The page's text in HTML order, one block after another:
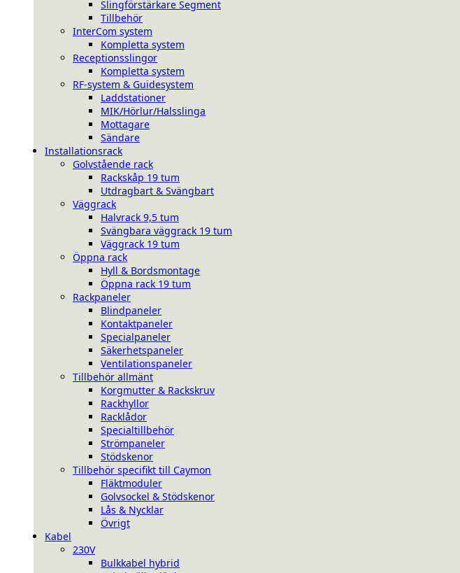
Slingförstärkare Segment
Tillbehör
InterCom system
Kompletta system
Receptionsslingor
Kompletta system
RF-system & Guidesystem
Laddstationer
MIK/Hörlur/Halsslinga
Mottagare
Sändare
Installationsrack
Golvstående rack
Rackskåp 19 tum
Utdragbart & Svängbart
Väggrack
Halvrack 9,5 tum
Svängbara väggrack 19 tum
Väggrack 19 tum
Öppna rack
Hyll & Bordsmontage
Öppna rack 19 tum
Rackpaneler
Blindpaneler
Kontaktpaneler
Specialpaneler
Säkerhetspaneler
Ventilationspaneler
Tillbehör allmänt
Korgmutter & Rackskruv
Rackhyllor
Racklådor
Specialtillbehör
Strömpaneler
Stödskenor
Tillbehör specifikt till Caymon
Fläktmoduler
Golvsockel & Stödskenor
Lås & Nycklar
Övrigt
Kabel
230V
Bulkkabel hybrid